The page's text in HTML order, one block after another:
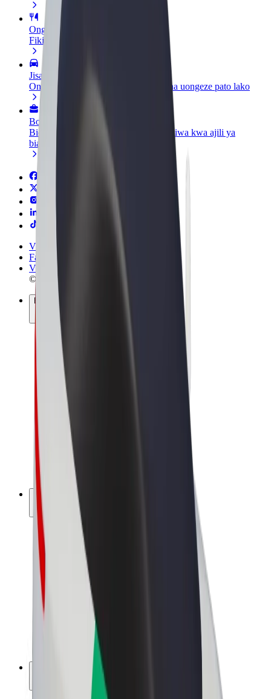
Ongeza mgahawa au duka
Fikia wateja zaidi na ongeza mapato
Jisajili kama mmiliki wa motokaa
Ongeza motokaa yako kwenye Bolt na uongeze pato lako
Bolt kwa Biashara
Bidhaa na huduma za Bolt zilizopanuliwa kwa ajili ya
biashara yako
Vigezo na Masharti
Faragha
Vidakuzi
© 2026 Bolt Technology OÜ
Bidhaa
Safari
Skuta
Bolt Market
Bolt Food
Bolt Drive
Bolt kwa Biashara
Baiskeli ya umeme
Bolt Plus
Pata kipato na Bolt
Mapato ya dereva
Matarishi
Mapato ya tarishi
Wafanyabiashara wa Bolt Food